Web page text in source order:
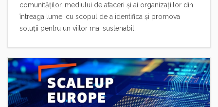
comunităților, mediului de afaceri și ai organizațiilor din
întreaga lume, cu scopul de a identifica și promova
soluții pentru un viitor mai sustenabil.